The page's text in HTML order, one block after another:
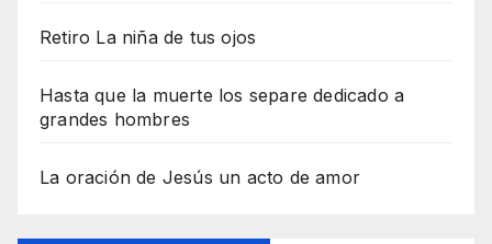
Retiro La niña de tus ojos
Hasta que la muerte los separe dedicado a
grandes hombres
La oración de Jesús un acto de amor